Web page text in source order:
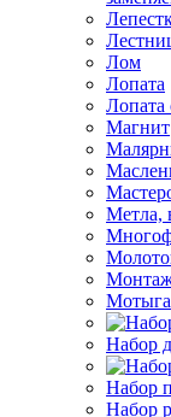
Лом
Лопата
Лопата
Магнит
Метла,
Мотыга
Набор
Набор
Набор